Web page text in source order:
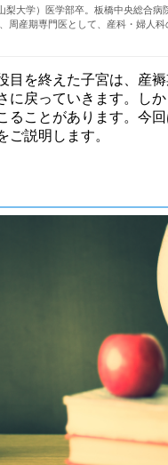
梨大学）医学部卒。板橋中央総合
周産期専門医として、産科・婦人科
目を終えた子宮は、産
に戻っていきます。し
ることがあります。今
ご説明します。